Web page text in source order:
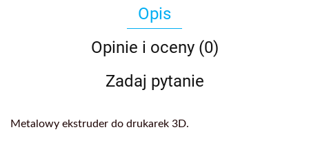
Opis
Opinie i oceny (0)
Zadaj pytanie
Metalowy ekstruder do drukarek 3D.